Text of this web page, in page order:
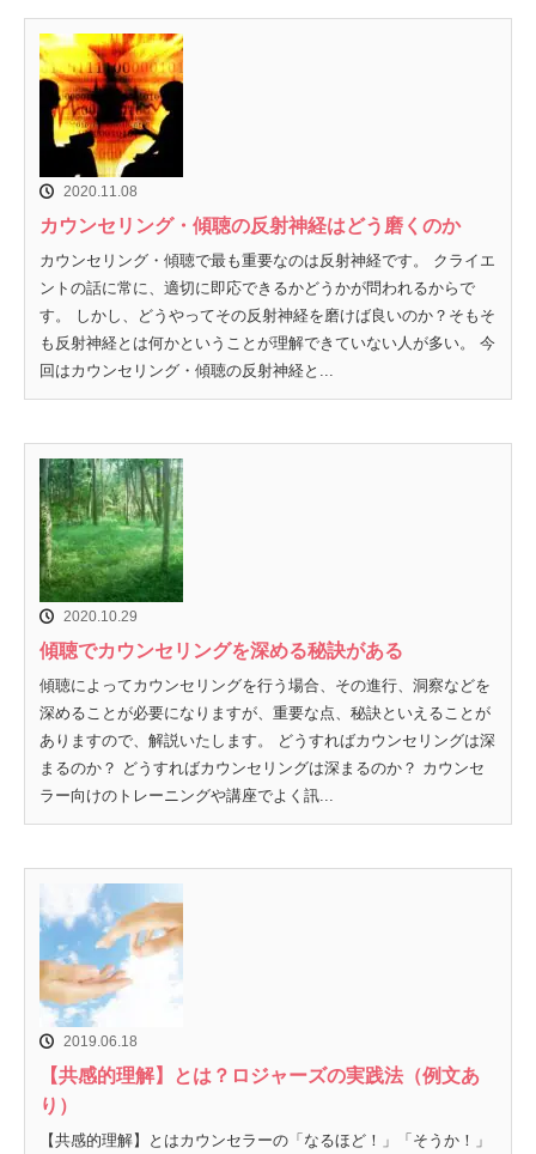
2020.11.08
カウンセリング・傾聴の反射神経はどう磨くのか
カウンセリング・傾聴で最も重要なのは反射神経です。 クライエ
ントの話に常に、適切に即応できるかどうかが問われるからで
す。 しかし、どうやってその反射神経を磨けば良いのか？そもそ
も反射神経とは何かということが理解できていない人が多い。 今
回はカウンセリング・傾聴の反射神経と...
2020.10.29
傾聴でカウンセリングを深める秘訣がある
傾聴によってカウンセリングを行う場合、その進行、洞察などを
深めることが必要になりますが、重要な点、秘訣といえることが
ありますので、解説いたします。 どうすればカウンセリングは深
まるのか？ どうすればカウンセリングは深まるのか？ カウンセ
ラー向けのトレーニングや講座でよく訊...
2019.06.18
【共感的理解】とは？ロジャーズの実践法（例文あ
り）
【共感的理解】とはカウンセラーの「なるほど！」「そうか！」